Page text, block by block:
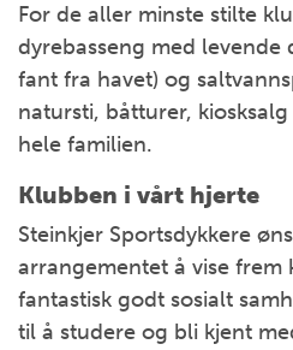
For de aller minste stilte
dyrebasseng med levende
fant fra havet) og
natursti, båtturer,
hele familien.
Klubben i vårt hjerte
Steinkjer Sportsdykkere
arrangementet å vise frem
fantastisk godt sosialt
til å studere og bli kjent